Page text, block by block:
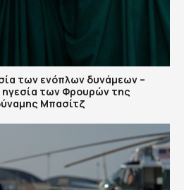
των ενόπλων δυνάμεων –
ηγεσία των Φρουρών της
Μπασίτζ